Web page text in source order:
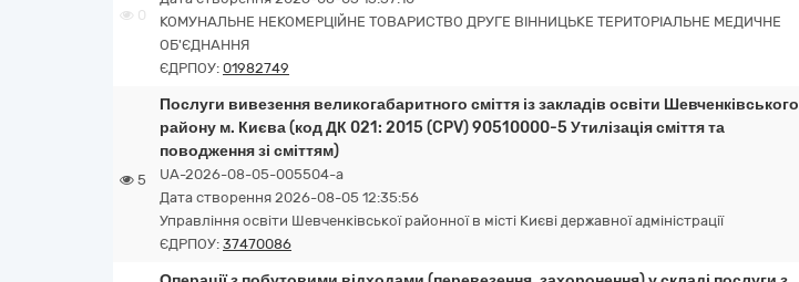
0
КОМУНАЛЬНЕ НЕКОМЕРЦІЙНЕ ТОВАРИСТВО ДРУГЕ ВІННИЦЬКЕ ТЕРИТОРІАЛЬНЕ МЕДИЧНЕ
ОБ'ЄДНАННЯ
ЄДРПОУ: 01982749
5
Послуги вивезення великогабаритного сміття із закладів освіти Шевченківського
району м. Києва (код ДК 021: 2015 (CPV) 90510000-5 Утилізація сміття та
поводження зі сміттям)
UA-2026-08-05-005504-a
Дата створення 2026-08-05 12:35:56
Управління освіти Шевченківської районної в місті Києві державної адміністрації
ЄДРПОУ: 37470086